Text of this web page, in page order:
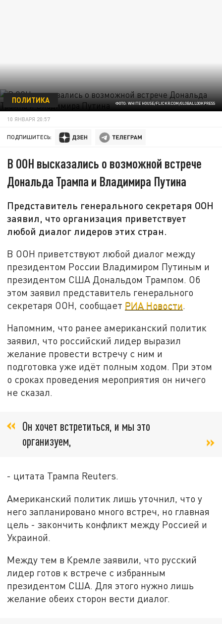
ФОТО: WHITE HOUSE/FLICKR.COM/GLOBALLOOKPRESS
ПОЛИТИКА
10 ЯНВАРЯ 20:57
ПОДПИШИТЕСЬ:
В ООН высказались о возможной встрече
Дональда Трампа и Владимира Путина
Представитель генерального секретаря ООН
заявил, что организация приветствует
любой диалог лидеров этих стран.
В ООН приветствуют любой диалог между
президентом России Владимиром Путиным и
президентом США Дональдом Трампом. Об
этом заявил представитель генерального
секретаря ООН, сообщает РИА Новости.
Напомним, что ранее американский политик
заявил, что российский лидер выразил
желание провести встречу с ним и
подготовка уже идёт полным ходом. При этом
о сроках проведения мероприятия он ничего
не сказал.
Он хочет встретиться, и мы это
организуем,
- цитата Трампа Reuters.
Американский политик лишь уточнил, что у
него запланировано много встреч, но главная
цель - закончить конфликт между Россией и
Украиной.
Между тем в Кремле заявили, что русский
лидер готов к встрече с избранным
президентом США. Для этого нужно лишь
желание обеих сторон вести диалог.